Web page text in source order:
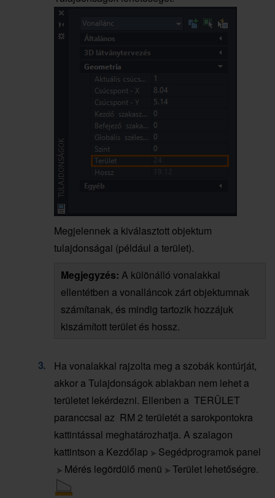
Megjelennek a kiválasztott objektum
tulajdonságai (például a terület).
Megjegyzés: A különálló vonalakkal
ellentétben a vonalláncok zárt objektumnak
számítanak, és mindig tartozik hozzájuk
kiszámított terület és hossz.
Ha vonalakkal rajzolta meg a szobák kontúrját,
akkor a Tulajdonságok ablakban nem lehet a
területet lekérdezni. Ellenben a TERÜLET
paranccsal az RM 2 területét a sarokpontokra
kattintással meghatározhatja. A szalagon
kattintson a Kezdőlap
Segédprogramok panel
Mérés legördülő menü
Terület lehetőségre.